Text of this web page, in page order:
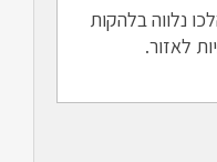
נלווה בלהקות
לאזור.